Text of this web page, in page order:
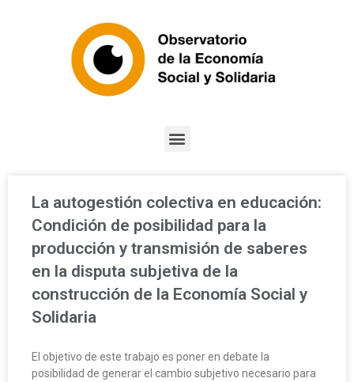
La autogestión colectiva en educación:
Condición de posibilidad para la
producción y transmisión de saberes
en la disputa subjetiva de la
construcción de la Economía Social y
Solidaria
El objetivo de este trabajo es poner en debate la
posibilidad de generar el cambio subjetivo necesario para